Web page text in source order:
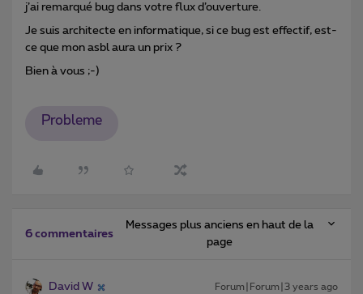
j’ai remarqué bug dans votre flux d’ouverture.
Je suis architecte en informatique, si ce bug est effectif, est-
ce que mon asbl aura un prix ?
Bien à vous ;-)
Probleme
6 commentaires
Messages plus anciens en haut de la
page
David W Forum|Forum|3 years ago